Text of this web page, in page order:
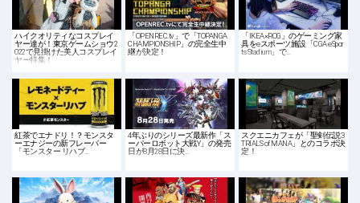
ハイクオリティなコスプレイ
ヤー達が！東京ゲームショウ2
022で見掛けた美人コスプレイ
ヤー特集！
「OPENREC.tv」で「TOPANGA
CHAMPIONSHIP」の完全生中
継が決定！
「IKEA×ROG」のゲーミング家
具をeスポーツ施設「CGA eSpor
ts Stadium」で…
紅茶でエナドリ！？モンスタ
ーエナジーの新フレーバー
「モンスター リハブ…
4年ぶりのシリーズ最新作「ス
ーパーロボット大戦Y」の発売
日が8月28日に決…
スクエニカフェが「聖剣伝説3
TRIALS of MANA」とのコラボ決
定！